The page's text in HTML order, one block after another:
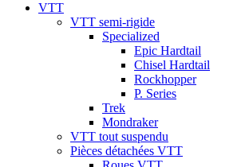
VTT
VTT semi-rigide
Specialized
Epic Hardtail
Chisel Hardtail
Rockhopper
P. Series
Trek
Mondraker
VTT tout suspendu
Pièces détachées VTT